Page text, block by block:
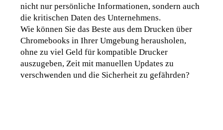
nicht nur persönliche Informationen, sondern auch
die kritischen Daten des Unternehmens.
Wie können Sie das Beste aus dem Drucken über
Chromebooks in Ihrer Umgebung herausholen,
ohne zu viel Geld für kompatible Drucker
auszugeben, Zeit mit manuellen Updates zu
verschwenden und die Sicherheit zu gefährden?